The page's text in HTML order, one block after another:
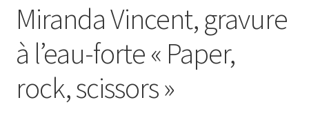
Miranda Vincent, gravure
à l’eau-forte « Paper,
rock, scissors »